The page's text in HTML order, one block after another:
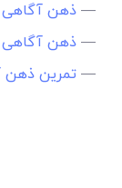
—ذهن آگاهی
—ذهن
—تمرین ذهن